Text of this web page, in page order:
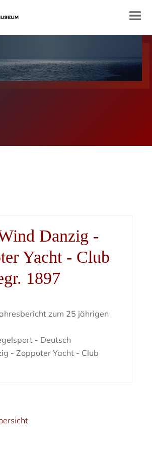
Danzig -
Yacht - Club
1897
zum 25 jährigen
- Deutsch
- Zoppoter Yacht - Club